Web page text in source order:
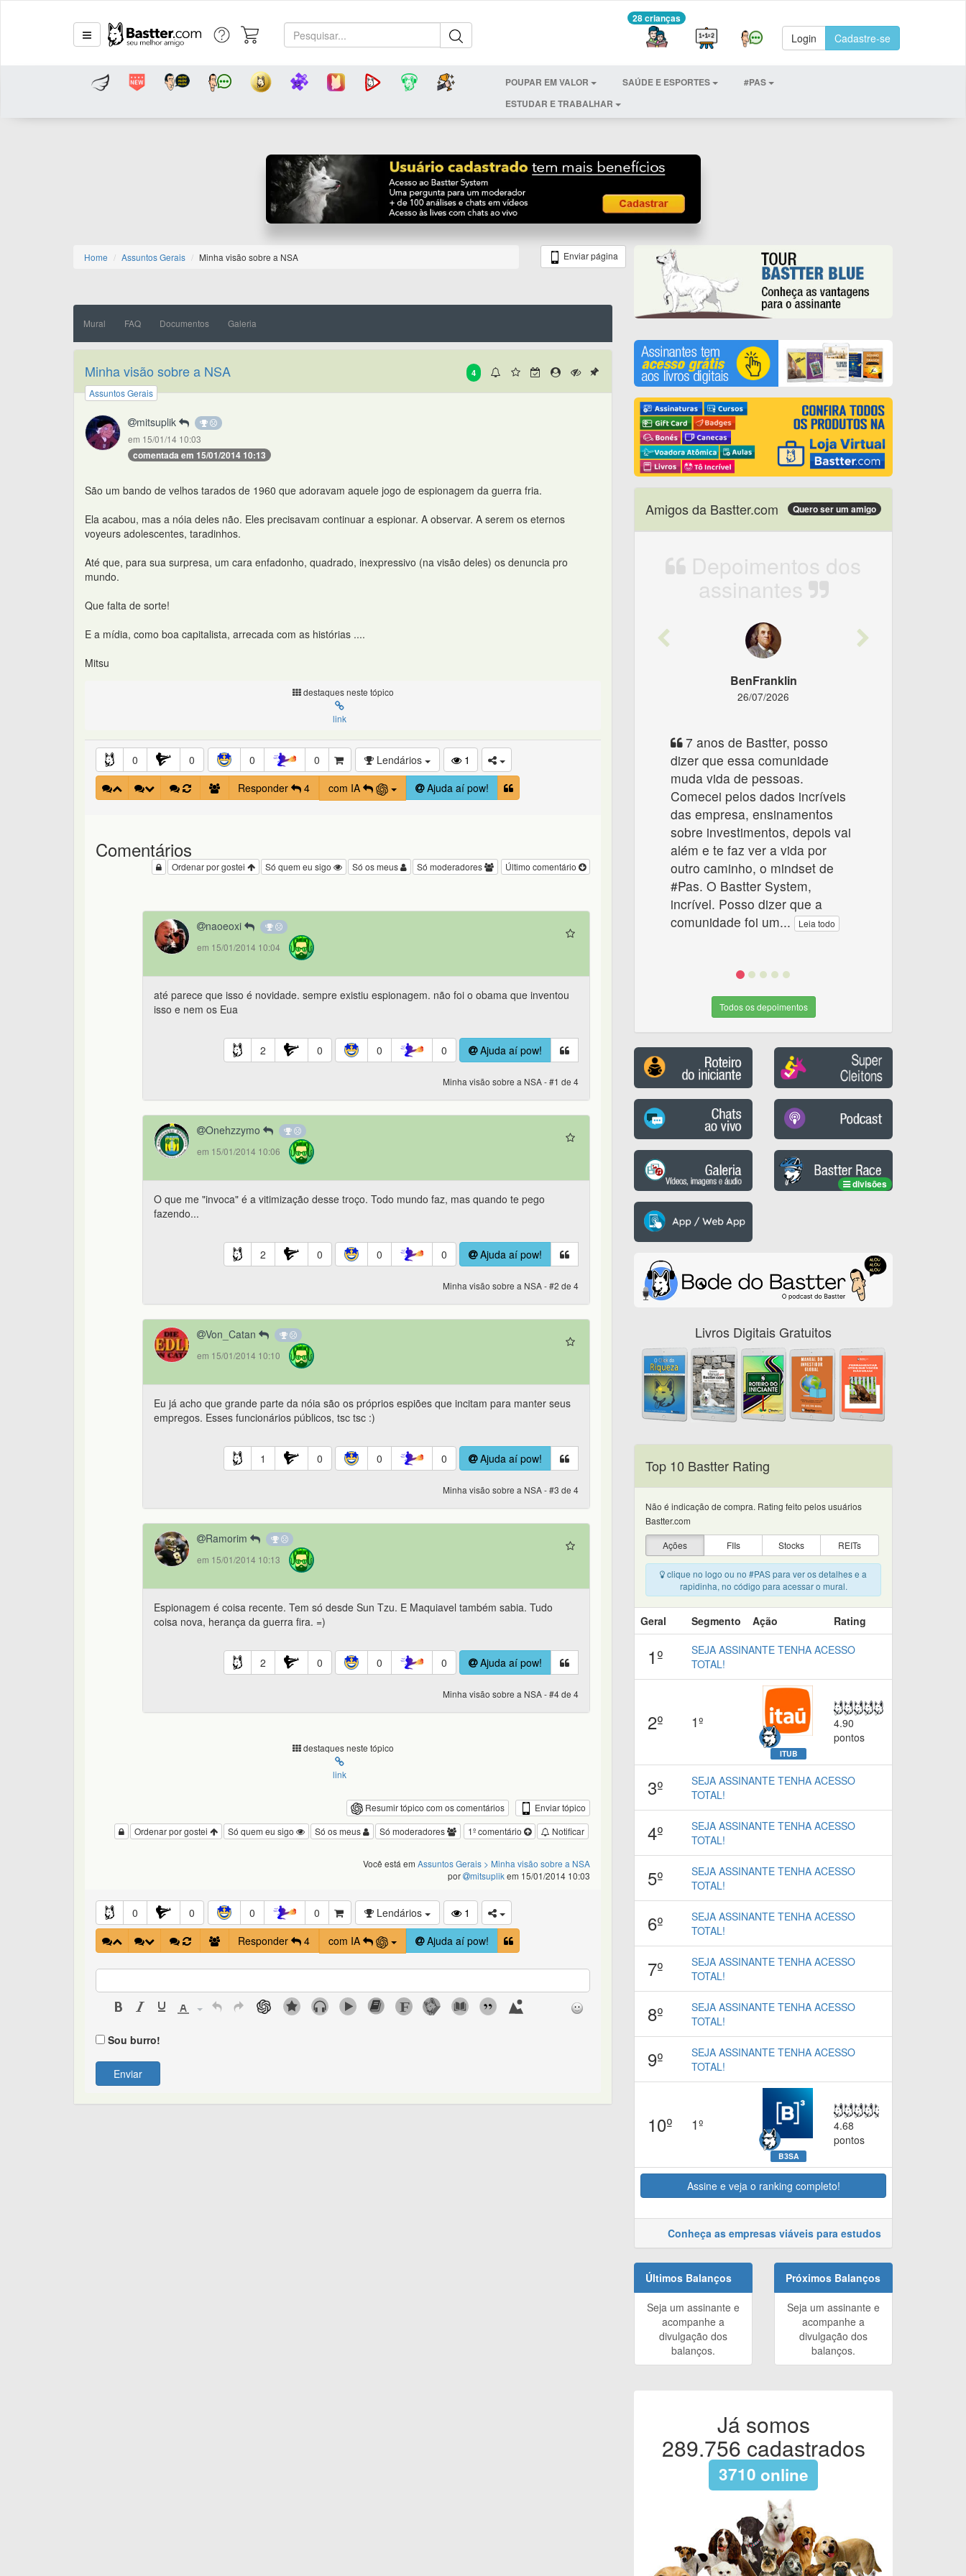
28 crianças
Login Cadastre-se
POUPAR EM VALOR SAÚDE E ESPORTES
#PAS
ESTUDAR E TRABALHAR
Home Assuntos Gerais Minha visão sobre a NSA Enviar página
Mural FAQ Documentos Galeria
4
Minha visão sobre a NSA
Assuntos Gerais
mitsuplik
em 15/01/14 10:03
comentada em 15/01/2014 10:13
São um bando de velhos tarados de 1960 que adoravam aquele jogo de espionagem da guerra fria.
Ela acabou, mas a nóia deles não. Eles precisavam continuar a espionar. A observar. A serem os eternos
voyeurs adolescentes, taradinhos.
Até que, para sua surpresa, um cara enfadonho, quadrado, inexpressivo (na visão deles) os denuncia pro
mundo.
Que falta de sorte!
E a mídia, como boa capitalista, arrecada com as histórias ....
Mitsu
destaques neste tópico
link
0 0 0 0 Lendários
1
Responder
4 com IA Ajuda aí pow!
Comentários
Último comentário
Só moderadores
Só os meus
Só quem eu sigo
Ordenar por gostei
naoeoxi
em 15/01/2014 10:04
até parece que isso é novidade. sempre existiu espionagem. não foi o obama que inventou
isso e nem os Eua
2 0 0 0 Ajuda aí pow!
Minha visão sobre a NSA - #1 de 4
Onehzzymo
em 15/01/2014 10:06
O que me "invoca" é a vitimização desse troço. Todo mundo faz, mas quando te pego
fazendo...
2 0 0 0 Ajuda aí pow!
Minha visão sobre a NSA - #2 de 4
Von_Catan
em 15/01/2014 10:10
Eu já acho que grande parte da nóia são os próprios espiões que incitam para manter seus
empregos. Esses funcionários públicos, tsc tsc :)
1 0 0 0 Ajuda aí pow!
Minha visão sobre a NSA - #3 de 4
Ramorim
em 15/01/2014 10:13
Espionagem é coisa recente. Tem só desde Sun Tzu. E Maquiavel também sabia. Tudo
coisa nova, herança da guerra fira. =)
2 0 0 0 Ajuda aí pow!
Minha visão sobre a NSA - #4 de 4
destaques neste tópico
link
Resumir tópico com os comentários
Enviar tópico
Notificar
1º comentário
Só moderadores
Só os meus
Só quem eu sigo
Ordenar por gostei
Você está em Assuntos Gerais > Minha visão sobre a NSA
por
mitsuplikem 15/01/2014 10:03
0 0 0 0 Lendários
1
Responder
4 com IA Ajuda aí pow!
Sou burro!
Enviar
Amigos da Bastter.com Quero ser um amigo
Depoimentos dos
assinantes
Previous
BenFranklin
26/07/2026
7 anos de Bastter, posso
dizer que essa comunidade
muda vida de pessoas.
Comecei pelos dados incríveis
das empresa, ensinamentos
sobre investimentos, depois vai
além e te faz ver a vida por
outro caminho, o mindset de
#Pas. O Bastter System,
incrível. Posso dizer que a
comunidade foi um... Leia todo
Todos os depoimentos
divisões
Livros Digitais Gratuitos
Top 10 Bastter Rating
Não é indicação de compra. Rating feito pelos usuários
Bastter.com
Ações
FIIs Stocks REITs
clique no logo ou no #PAS para ver os detalhes e a
rapidinha, no código para acessar o mural.
Geral Segmento Ação Rating
1º
SEJA ASSINANTE TENHA ACESSO
TOTAL!
2º 1º
ITUB
4.90
pontos
3º
SEJA ASSINANTE TENHA ACESSO
TOTAL!
4º
SEJA ASSINANTE TENHA ACESSO
TOTAL!
5º
SEJA ASSINANTE TENHA ACESSO
TOTAL!
6º
SEJA ASSINANTE TENHA ACESSO
TOTAL!
7º
SEJA ASSINANTE TENHA ACESSO
TOTAL!
8º
SEJA ASSINANTE TENHA ACESSO
TOTAL!
9º
SEJA ASSINANTE TENHA ACESSO
TOTAL!
10º 1º
B3SA
4.68
pontos
Assine e veja o ranking completo!
Conheça as empresas viáveis para estudos
Últimos Balanços
Seja um assinante e
acompanhe a
divulgação dos
balanços.
Próximos Balanços
Seja um assinante e
acompanhe a
divulgação dos
balanços.
Já somos
289.756 cadastrados
3710 online